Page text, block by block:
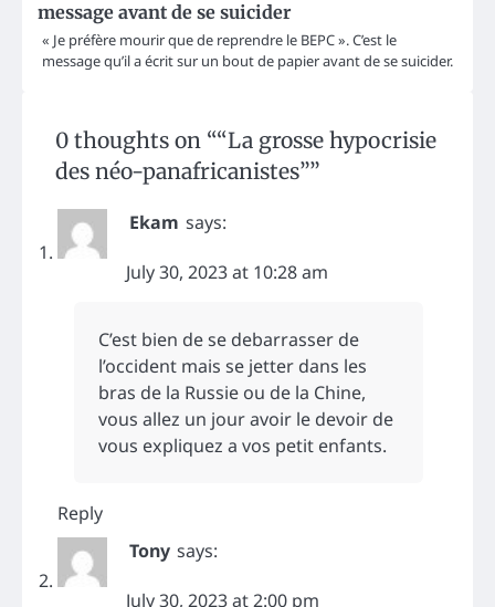
message avant de se suicider
« Je préfère mourir que de reprendre le BEPC ». C’est le
message qu’il a écrit sur un bout de papier avant de se suicider.
0 thoughts on ““La grosse hypocrisie
des néo-panafricanistes””
Ekam says:
July 30, 2023 at 10:28 am
C’est bien de se debarrasser de
l’occident mais se jetter dans les
bras de la Russie ou de la Chine,
vous allez un jour avoir le devoir de
vous expliquez a vos petit enfants.
Reply
Tony says:
July 30, 2023 at 2:00 pm